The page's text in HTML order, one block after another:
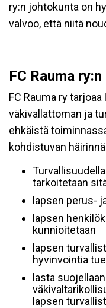
ry:n johtokunta on
valvoo, että niitä
FC Rauma
FC Rauma ry
väkivallattoman ja
ehkäistä
kohdistuvan
tarkoitetaan
lapsen perus-
lapsen
kunnioitetaan
lapsen
hyvinvointia
lasta
lapsen